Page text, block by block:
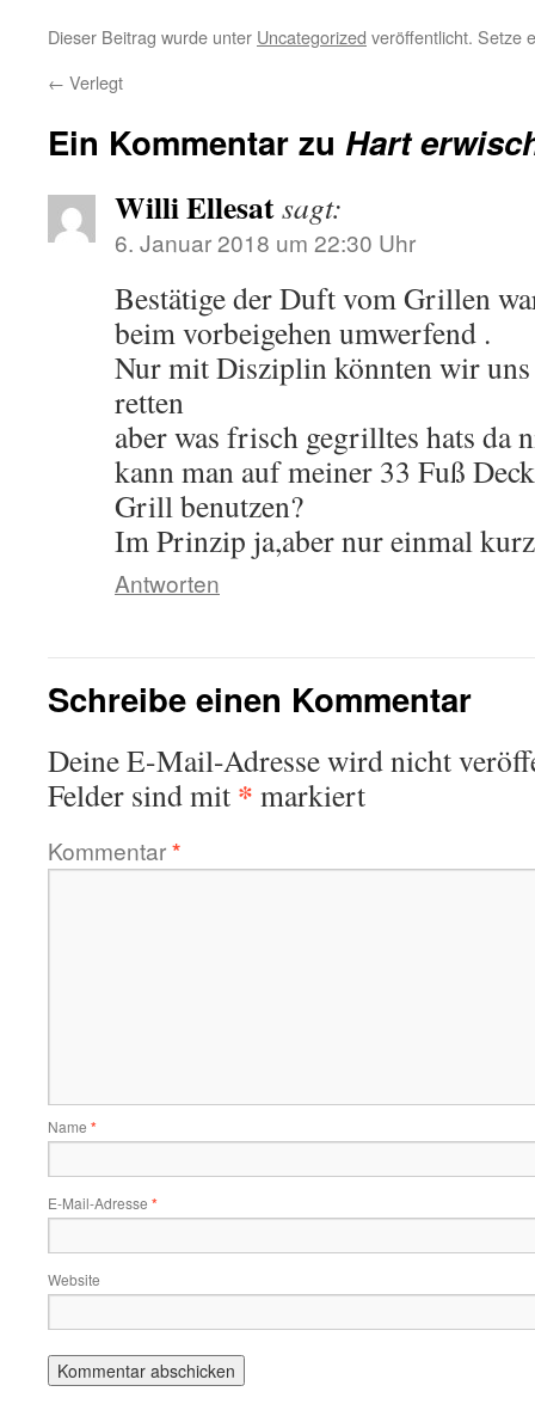
Dieser Beitrag wurde unter Uncategorized veröffentlicht. Setze
← Verlegt
Ein Kommentar zu Hart
Willi Ellesatsagt:
6. Januar 2018 um 22:30 Uhr
Bestätige der Duft vom Grillen
beim vorbeigehen umwerfend .
Nur mit Disziplin könnten wir
retten
aber was frisch gegrilltes hats da
kann man auf meiner 33 Fuß
Grill benutzen?
Im Prinzip ja,aber nur einmal
Antworten
Schreibe einen Kommentar
Deine E-Mail-Adresse wird nicht
Felder sind mit * markiert
Kommentar*
Name *
E-Mail-Adresse *
Website